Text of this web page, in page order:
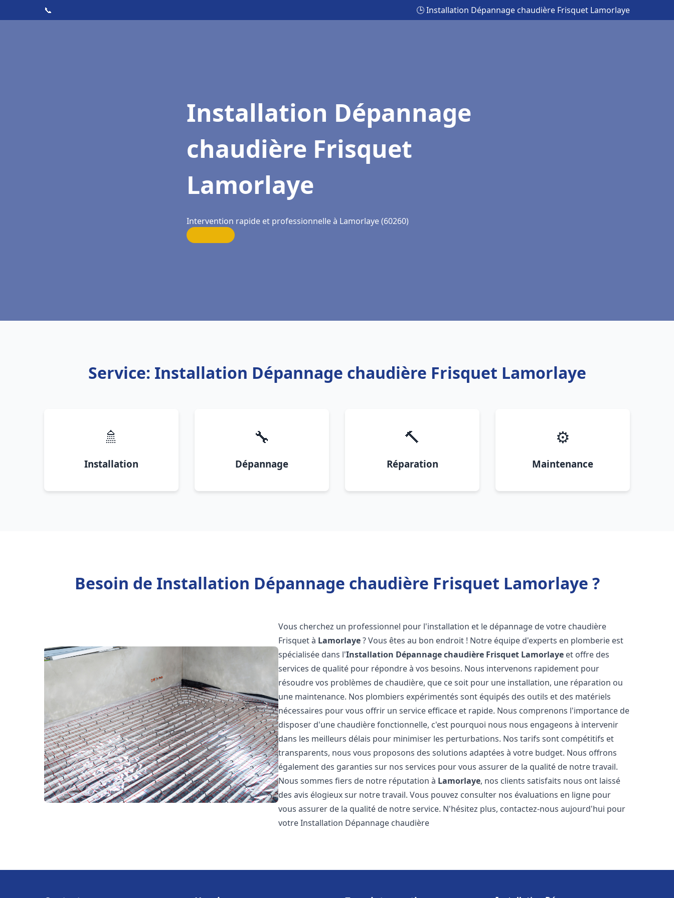
📞 🕒 Installation Dépannage chaudière Frisquet Lamorlaye
Installation Dépannage
chaudière Frisquet
Lamorlaye
Intervention rapide et professionnelle à Lamorlaye (60260)
Service: Installation Dépannage chaudière Frisquet Lamorlaye
🚿
Installation
🔧
Dépannage
🔨
Réparation
⚙️
Maintenance
Besoin de Installation Dépannage chaudière Frisquet Lamorlaye ?
Vous cherchez un professionnel pour l'installation et le dépannage de votre chaudière
Frisquet à Lamorlaye? Vous êtes au bon endroit ! Notre équipe d'experts en plomberie est
spécialisée dans l'Installation Dépannage chaudière Frisquet Lamorlaye et offre des
services de qualité pour répondre à vos besoins. Nous intervenons rapidement pour
résoudre vos problèmes de chaudière, que ce soit pour une installation, une réparation ou
une maintenance. Nos plombiers expérimentés sont équipés des outils et des matériels
nécessaires pour vous offrir un service efficace et rapide. Nous comprenons l'importance de
disposer d'une chaudière fonctionnelle, c'est pourquoi nous nous engageons à intervenir
dans les meilleurs délais pour minimiser les perturbations. Nos tarifs sont compétitifs et
transparents, nous vous proposons des solutions adaptées à votre budget. Nous offrons
également des garanties sur nos services pour vous assurer de la qualité de notre travail.
Nous sommes fiers de notre réputation à Lamorlaye, nos clients satisfaits nous ont laissé
des avis élogieux sur notre travail. Vous pouvez consulter nos évaluations en ligne pour
vous assurer de la qualité de notre service. N'hésitez plus, contactez-nous aujourd'hui pour
votre Installation Dépannage chaudière